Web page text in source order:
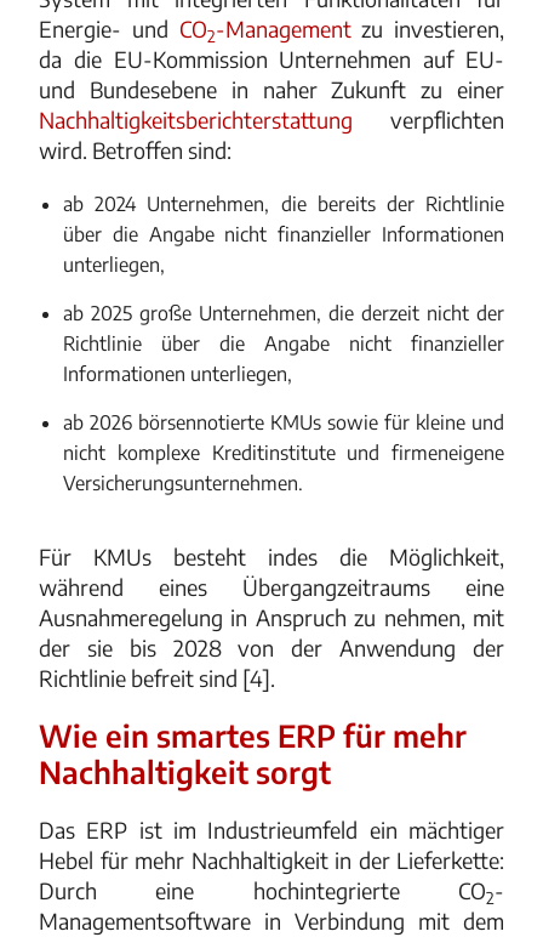
Energie- und CO2-Managementzu investieren,
da die EU-Kommission Unternehmen auf EU-
und Bundesebene in naher Zukunft zu einer
Nachhaltigkeitsberichterstattung verpflichten
wird. Betroffen sind:
ab 2024 Unternehmen, die bereits der Richtlinie
über die Angabe nicht finanzieller Informationen
unterliegen,
ab 2025 große Unternehmen, die derzeit nicht der
Richtlinie über die Angabe nicht finanzieller
Informationen unterliegen,
ab 2026 börsennotierte KMUs sowie für kleine und
nicht komplexe Kreditinstitute und firmeneigene
Versicherungsunternehmen.
Für KMUs besteht indes die Möglichkeit,
während eines Übergangzeitraums eine
Ausnahmeregelung in Anspruch zu nehmen, mit
der sie bis 2028 von der Anwendung der
Richtlinie befreit sind [4].
Wie ein smartes ERP für mehr
Nachhaltigkeit sorgt
Das ERP ist im Industrieumfeld ein mächtiger
Hebel für mehr Nachhaltigkeit in der Lieferkette:
Durch eine hochintegrierte CO2-
Managementsoftware in Verbindung mit dem